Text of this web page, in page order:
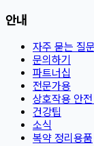
안내
자주 묻는 질문
문의하기
파트너십
전문가용
상호작용 안
건강팁
소식
복약 정리용품